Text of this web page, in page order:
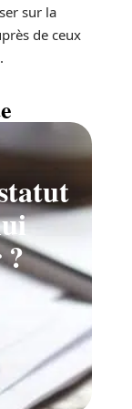
sur la
de ceux
?